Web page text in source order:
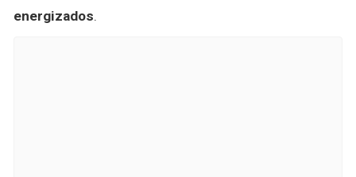
energizados.